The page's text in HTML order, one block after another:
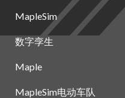
MapleSim
数字孪生
Maple
MapleSim电动车队